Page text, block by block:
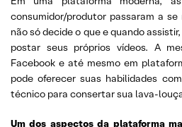
consumidor/produtor passaram a
não só decide o que e quando
postar seus próprios vídeos. A
Facebook e até mesmo em
pode oferecer suas habilidades
técnico para consertar sua lava-
Um dos aspectos da plataforma